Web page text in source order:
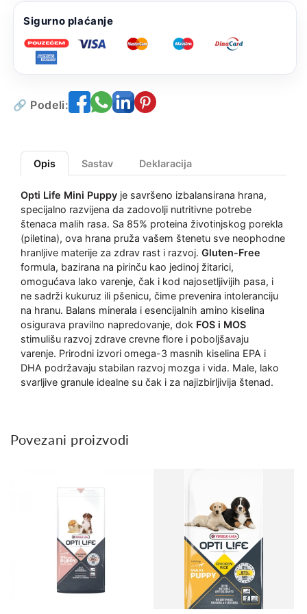
Sigurno plaćanje
🔗 Podeli:
Opis Sastav Deklaracija
Opti Life Mini Puppy je savršeno izbalansirana hrana,
specijalno razvijena da zadovolji nutritivne potrebe
štenaca malih rasa. Sa 85% proteina životinjskog porekla
(piletina), ova hrana pruža vašem štenetu sve neophodne
hranljive materije za zdrav rast i razvoj. Gluten-Free
formula, bazirana na pirinču kao jedinoj žitarici,
omogućava lako varenje, čak i kod najosetljivijih pasa, i
ne sadrži kukuruz ili pšenicu, čime prevenira intoleranciju
na hranu. Balans minerala i esencijalnih amino kiselina
osigurava pravilno napredovanje, dok FOS i MOS
stimulišu razvoj zdrave crevne flore i poboljšavaju
varenje. Prirodni izvori omega-3 masnih kiselina EPA i
DHA podržavaju stabilan razvoj mozga i vida. Male, lako
svarljive granule idealne su čak i za najizbirljivija štenad.
Povezani proizvodi